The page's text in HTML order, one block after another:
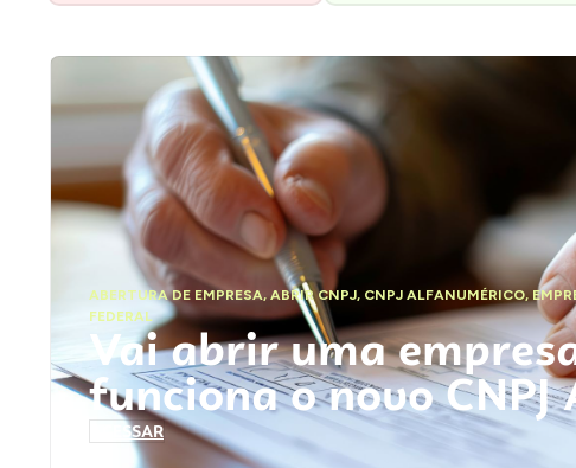
ABERTURA DE EMPRESA,ABRIR CNPJ, CNPJ ALFANUMÉRICO,
FEDERAL
Vai abrir uma
funciona o novo
ACESSAR